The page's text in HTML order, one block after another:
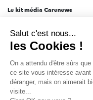
Le kit média Carenews
AEF info
Novethic
PRODURABLE
Inclusiv Day
Salut c'est nous...
les Cookies !
On a attendu d'être sûrs
ce site vous intéresse avant
déranger, mais on aimerait
visite...